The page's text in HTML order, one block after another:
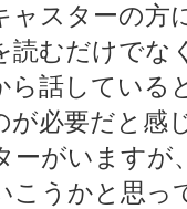
ャスターの方
読むだけでな
ら話している
が必要だと感
ーがいますが
こうかと思っ